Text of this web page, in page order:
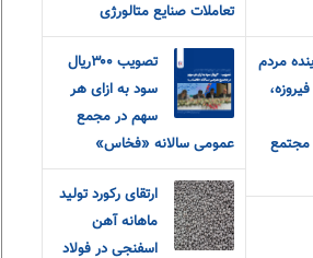
تعاملات صنایع متالورژی
مردم
مجتمع
تصویب ۳۰۰ریال
سود به ازای هر
سهم در مجمع
عمومی سالانه «فخاس»
ارتقای رکورد تولید
ماهانه آهن
اسفنجی در فولاد